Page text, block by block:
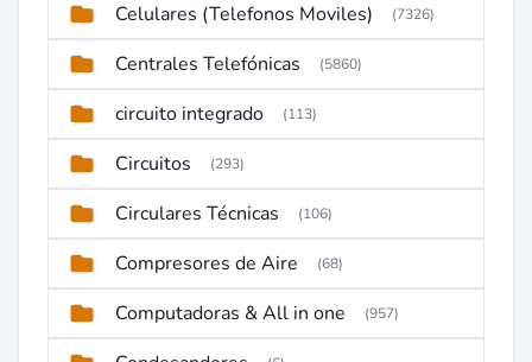
Celulares (Telefonos Moviles) (7326)
Centrales Telefónicas (5860)
circuito integrado (113)
Circuitos (293)
Circulares Técnicas (106)
Compresores de Aire (68)
Computadoras & All in one (957)